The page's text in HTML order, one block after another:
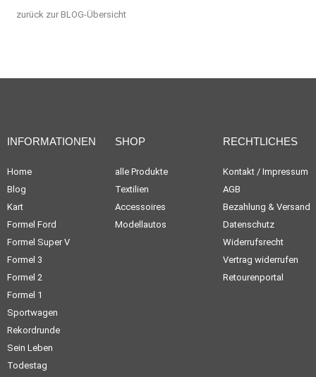
zurück zur BLOG-Übersicht
INFORMATIONEN
Home
Blog
Kart
Formel Ford
Formel Super V
Formel 3
Formel 2
Formel 1
Sportwagen
Rekordrunde
Sein Leben
Todestag
SHOP
alle Produkte
Textilien
Accessoires
Modellautos
RECHTLICHES
Kontakt / Impressum
AGB
Bezahlung & Versand
Datenschutz
Widerrufsrecht
Vertrag widerrufen
Retourenportal